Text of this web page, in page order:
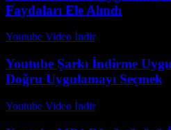
Faydaları Ele Alındı
Youtube Video İndir-
Youtube Şarkı İndirme
Doğru Uygulamayı Seçmek
Youtube Video İndir-